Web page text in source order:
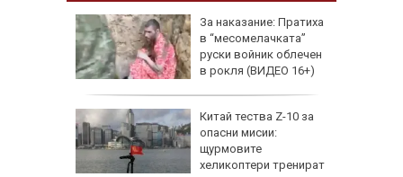
За наказание: Пратиха
в “месомелачката”
руски войник облечен
в рокля (ВИДЕО 16+)
Китай тества Z-10 за
опасни мисии:
щурмовите
хеликоптери тренират